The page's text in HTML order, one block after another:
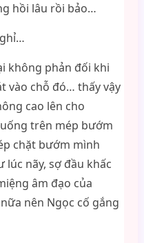
hồi lâu rồi bảo…
không phản đối khi
vào chỗ đó… thấy vậy
cao lên cho
trên mép bướm
chặt bướm mình
nãy, sợ đầu khấc
âm đạo của
nên Ngọc cố gắng